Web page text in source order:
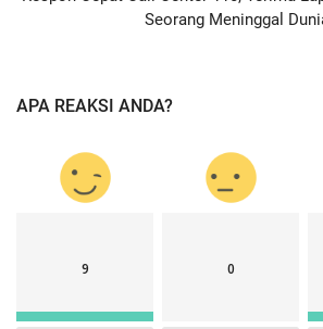
Seorang Meninggal
APA REAKSI ANDA?
9 0